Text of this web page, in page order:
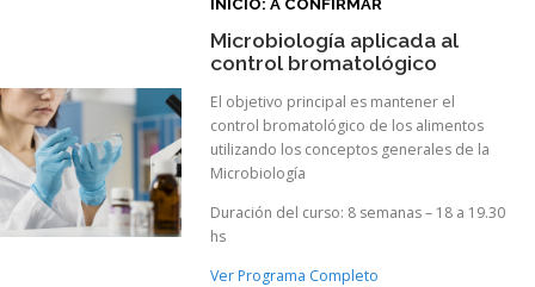
INICIO: A CONFIRMAR
Microbiología aplicada al
control bromatológico
El objetivo principal es mantener el
control bromatológico de los alimentos
utilizando los conceptos generales de la
Microbiología
Duración del curso: 8 semanas – 18 a 19.30
hs
Ver Programa Completo